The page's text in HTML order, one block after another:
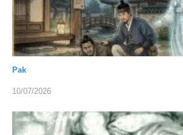
Pak
10/07/2026